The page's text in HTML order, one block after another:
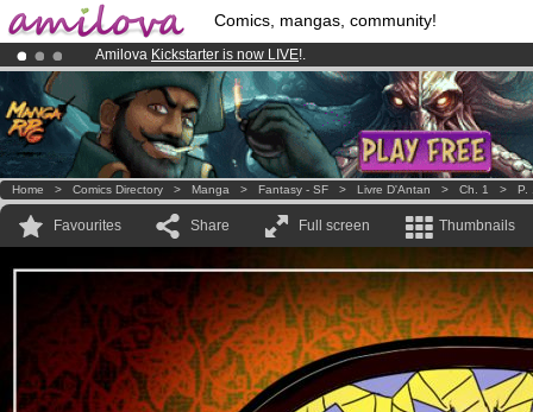
Comics, mangas, community!
Amilova Kickstarter is now LIVE!.
Premium membership from3.95 eurosper month !Get membership
Already 134393membersand 1208 comics & mangas!.
Home > Comics Directory > Manga > Fantasy - SF > Livre D'Antan > Ch. 1 > P.
Favourites Share Full screen Thumbnails